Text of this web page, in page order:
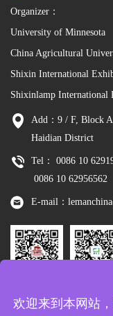
Organizer：
University of Minnesota
China Agricultural
Shixin International
Shixinlamp
Add：9 / F, Block
Haidian District
Tel： 0086 10
0086 10 62956562
E-mail：
Wechat
欢迎来到本网站